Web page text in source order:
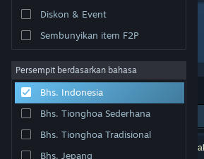
Tentang
Bantuan
Ubah bahasa
Diskon & Event
Sembunyikan item F2P
Persempit berdasarkan bahasa
Bhs. Indonesia
Bhs. Tionghoa Sederhana
Bhs. Tionghoa Tradisional
Bhs. Jepang
Pengembang: Un Pas Fragile Team
Berdasarkan Relevansi
0 hasil cocok dengan pencarianmu. 1 produk